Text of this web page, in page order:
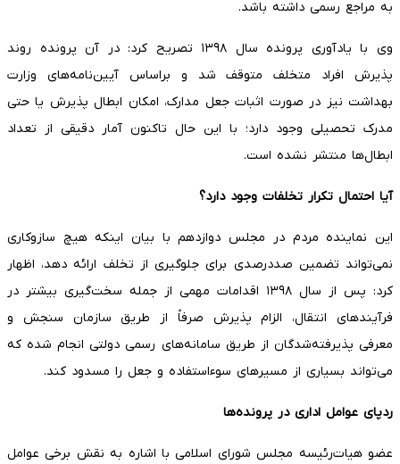
به مراجع رسمی داشته باشد.
وی با یادآوری پرونده سال ۱۳۹۸ تصریح کرد: در آن پرونده روند
پذیرش افراد متخلف متوقف شد و براساس آیین‌نامه‌های وزارت
بهداشت نیز در صورت اثبات جعل مدارک، امکان ابطال پذیرش یا حتی
مدرک تحصیلی وجود دارد؛ با این حال تاکنون آمار دقیقی از تعداد
ابطال‌ها منتشر نشده است.
آیا احتمال تکرار تخلفات وجود دارد؟
این نماینده مردم در مجلس دوازدهم با بیان اینکه هیچ سازوکاری
نمی‌تواند تضمین صددرصدی برای جلوگیری از تخلف ارائه دهد، اظهار
کرد: پس از سال ۱۳۹۸ اقدامات مهمی از جمله سخت‌گیری بیشتر در
فرآیندهای انتقال، الزام پذیرش صرفاً از طریق سازمان سنجش و
معرفی پذیرفته‌شدگان از طریق سامانه‌های رسمی دولتی انجام شده که
می‌تواند بسیاری از مسیرهای سوءاستفاده و جعل را مسدود کند.
ردپای عوامل اداری در پرونده‌ها
عضو هیات‌رئیسه مجلس شورای اسلامی با اشاره به نقش برخی عوامل